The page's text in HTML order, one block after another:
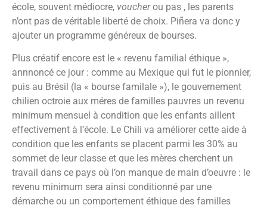
école, souvent médiocre, voucherou pas , les parents
n’ont pas de véritable liberté de choix. Piñera va donc y
ajouter un programme généreux de bourses.
Plus créatif encore est le « revenu familial éthique »,
annnoncé ce jour : comme au Mexique qui fut le pionnier,
puis au Brésil (la « bourse familale »), le gouvernement
chilien octroie aux méres de familles pauvres un revenu
minimum mensuel à condition que les enfants aillent
effectivement à l’école. Le Chili va améliorer cette aide à
condition que les enfants se placent parmi les 30% au
sommet de leur classe et que les mères cherchent un
travail dans ce pays où l’on manque de main d’oeuvre : le
revenu minimum sera ainsi conditionné par une
démarche ou un comportement éthique des familles